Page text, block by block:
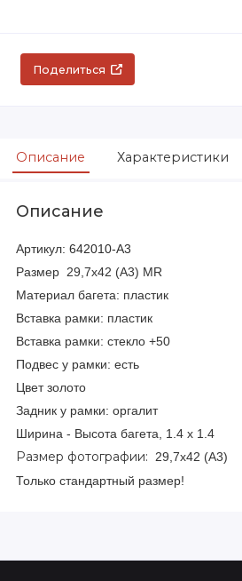
Поделиться
Описание Характеристики
Описание
Артикул: 642010-A3
Размер 29,7х42 (A3) MR
Материал багета: пластик
Вставка рамки: пластик
Вставка рамки: стекло +50
Подвес у рамки: есть
Цвет золото
Задник у рамки: оргалит
Ширина - Высота багета, 1.4 х 1.4
Размер фотографии:
29,7х42 (A3)
Только стандартный размер!